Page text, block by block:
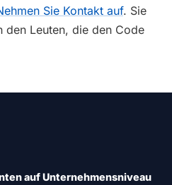
Sie Kontakt auf. Sie
den Leuten, die den Code
auf Unternehmensniveau